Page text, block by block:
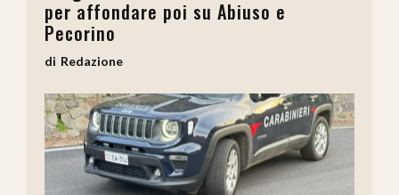
per affondare poi su Abiuso e
Pecorino
Redazione